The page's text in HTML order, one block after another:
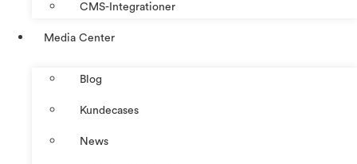
CMS-Integrationer
Media Center
Blog
Kundecases
News